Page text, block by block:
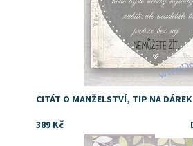
CITÁT O MANŽELSTVÍ, TIP NA DÁREK
389 Kč
Dostupnost:
Skladem